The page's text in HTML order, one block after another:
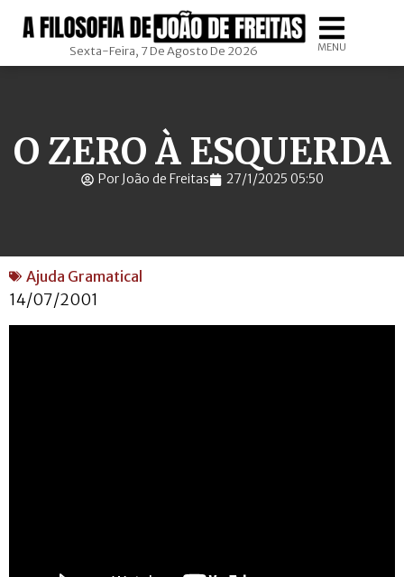
Sexta-Feira, 7 De Agosto De 2026 MENU
O ZERO À ESQUERDA
Por João de Freitas 27/1/2025 05:50
Ajuda Gramatical
14/07/2001